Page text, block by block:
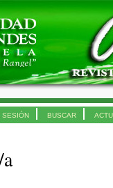
SESIÓN BUSCAR